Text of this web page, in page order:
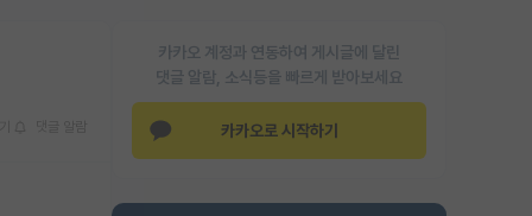
카카오 계정과 연동하여 게시글에 달린
댓글 알람, 소식등을 빠르게 받아보세요
카카오로 시작하기